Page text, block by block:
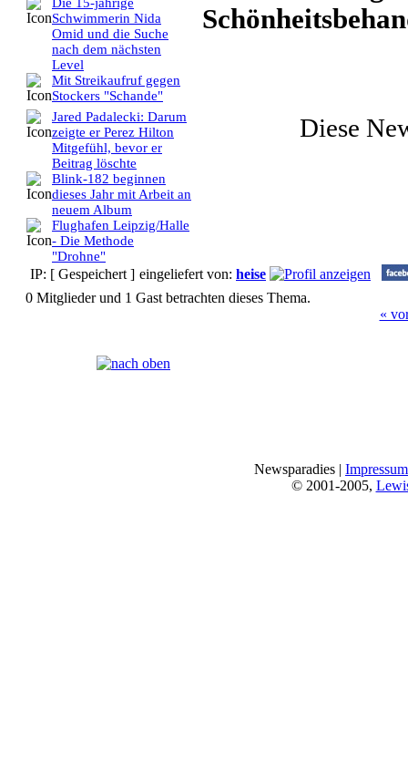
Die 15-jährige
Schwimmerin Nida
Omid und die Suche
nach dem nächsten
Level
Mit Streikaufruf gegen
Stockers "Schande"
Jared Padalecki: Darum
zeigte er Perez Hilton
Mitgefühl, bevor er
Beitrag löschte
Blink-182 beginnen
dieses Jahr mit Arbeit an
neuem Album
Flughafen Leipzig/Halle
- Die Methode
"Drohne"
Diese
IP: [ Gespeichert ] eingeliefert von: heise
0 Mitglieder und 1 Gast betrachten dieses Thema.
«
Newsparadies | Impressum
© 2001-2005,